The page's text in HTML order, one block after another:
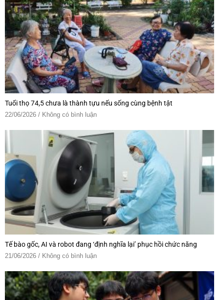
Tuổi thọ 74,5 chưa là thành tựu nếu sống cùng bệnh tật
22/06/2026 Không có bình luận
Tế bào gốc, AI và robot đang ‘định nghĩa lại’ phục hồi chức năng
21/06/2026 Không có bình luận